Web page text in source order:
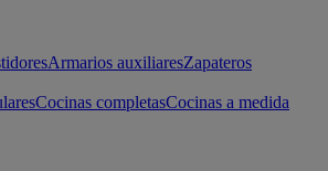
Armarios auxiliaresZapateros
Cocinas completasCocinas a medida